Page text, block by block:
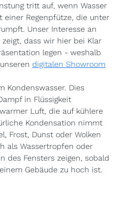
tritt auf, wenn Wasser
einer Regenpfütze, die unter
Unser Interesse an
dass wir hier bei Klar
legen - weshalb
digitalen Showroom
Kondenswasser. Dies
in Flüssigkeit
Luft, die auf kühlere
Kondensation nimmt
Frost, Dunst oder Wolken
als Wassertropfen oder
des Fensters zeigen, sobald
Gebäude zu hoch ist.